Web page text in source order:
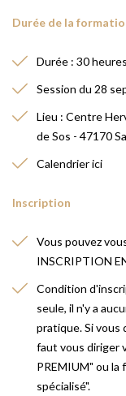
Durée de la
Durée : 30
Session du 28
Lieu : Centre
de Sos - 47170
Calendrierici
Inscription
Vous pouvez
INSCRIPTION
Condition
seule, il n'y a
pratique. Si vous
faut vous diriger
PREMIUM" ou la
spécialisé".